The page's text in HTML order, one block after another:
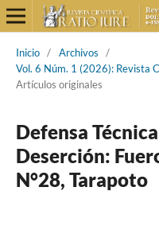
Inicio / Archivos
/
Vol. 6 Núm. 1 (2026): Revista
Artículos originales
Defensa
Deserción:
N°28, Tarapoto